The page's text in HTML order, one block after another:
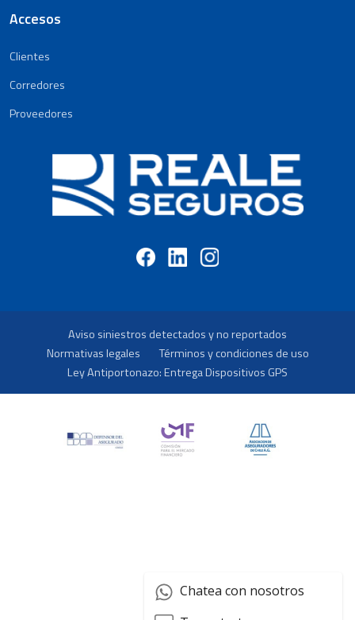
Chatea con nosotros
Accesos
Clientes
Corredores
Proveedores
Aviso siniestros detectados y no reportados
Normativas legales
Términos y condiciones de uso
Ley Antiportonazo: Entrega Dispositivos GPS